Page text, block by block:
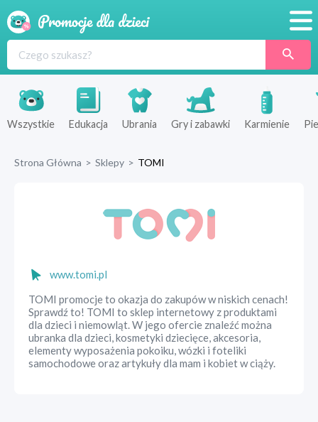
Produkty
Sklepy
Wszystkie Edukacja Ubrania Gry i zabawki Karmienie
Strona Główna > Sklepy > TOMI
www.tomi.pl
TOMI promocje to okazja do zakupów w niskich cenach!
Sprawdź to! TOMI to sklep internetowy z produktami
dla dzieci i niemowląt. W jego ofercie znaleźć można
ubranka dla dzieci, kosmetyki dziecięce, akcesoria,
elementy wyposażenia pokoiku, wózki i foteliki
samochodowe oraz artykuły dla mam i kobiet w ciąży.